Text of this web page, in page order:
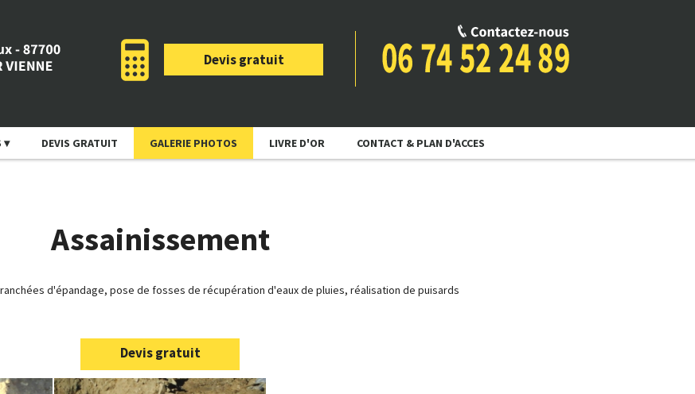
Devis gratuit
DEVIS GRATUIT GALERIE PHOTOS LIVRE D'OR
CONTACT & PLAN D'ACCES
Assainissement
d'épandage, pose de fosses de récupération d'eaux de pluies, réalisation de puisards
Devis gratuit